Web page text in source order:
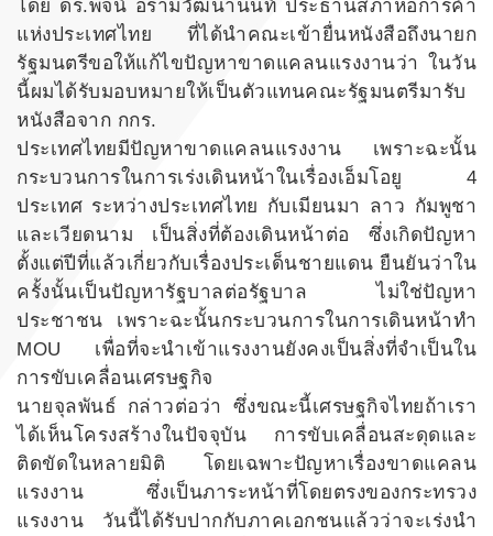
โดย ดร.พจน์ อร่ามวัฒนานนท์ ประธานสภาหอการค้า
แห่งประเทศไทย ที่ได้นำคณะเข้ายื่นหนังสือถึงนายก
รัฐมนตรีขอให้แก้ไขปัญหาขาดแคลนแรงงานว่า ในวัน
นี้ผมได้รับมอบหมายให้เป็นตัวแทนคณะรัฐมนตรีมารับ
หนังสือจาก กกร.
ประเทศไทยมีปัญหาขาดแคลนแรงงาน เพราะฉะนั้น
กระบวนการในการเร่งเดินหน้าในเรื่องเอ็มโอยู 4
ประเทศ ระหว่างประเทศไทย กับเมียนมา ลาว กัมพูชา
และเวียดนาม เป็นสิ่งที่ต้องเดินหน้าต่อ ซึ่งเกิดปัญหา
ตั้งแต่ปีที่แล้วเกี่ยวกับเรื่องประเด็นชายแดน ยืนยันว่าใน
ครั้งนั้นเป็นปัญหารัฐบาลต่อรัฐบาล ไม่ใช่ปัญหา
ประชาชน เพราะฉะนั้นกระบวนการในการเดินหน้าทำ
MOU เพื่อที่จะนำเข้าแรงงานยังคงเป็นสิ่งที่จำเป็นใน
การขับเคลื่อนเศรษฐกิจ
นายจุลพันธ์ กล่าวต่อว่า ซึ่งขณะนี้เศรษฐกิจไทยถ้าเรา
ได้เห็นโครงสร้างในปัจจุบัน การขับเคลื่อนสะดุดและ
ติดขัดในหลายมิติ โดยเฉพาะปัญหาเรื่องขาดแคลน
แรงงาน ซึ่งเป็นภาระหน้าที่โดยตรงของกระทรวง
แรงงาน วันนี้ได้รับปากกับภาคเอกชนแล้วว่าจะเร่งนำ